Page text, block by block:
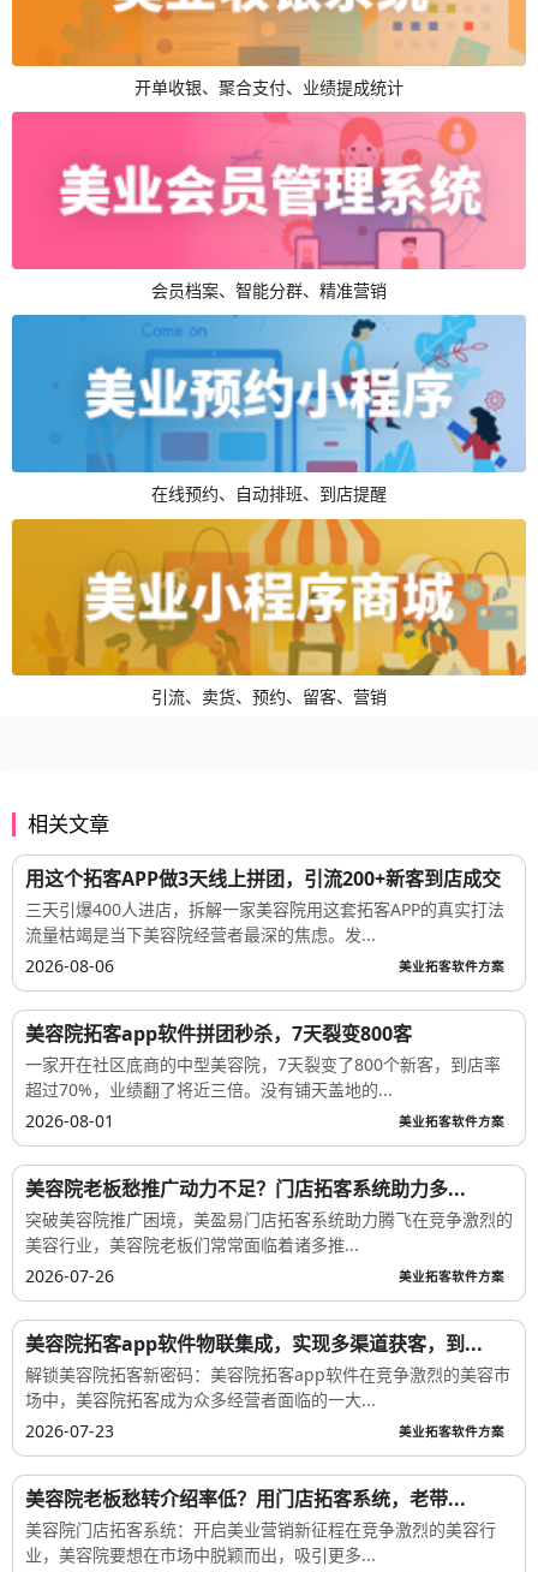
开单收银、聚合支付、业绩提成统计
会员档案、智能分群、精准营销
在线预约、自动排班、到店提醒
引流、卖货、预约、留客、营销
相关文章
用这个拓客APP做3天线上拼团，引流200+新客到店成交
三天引爆400人进店，拆解一家美容院用这套拓客APP的真实打法
流量枯竭是当下美容院经营者最深的焦虑。发...
2026-08-06
美业拓客软件方案
美容院拓客app软件拼团秒杀，7天裂变800客
一家开在社区底商的中型美容院，7天裂变了800个新客，到店率
超过70%，业绩翻了将近三倍。没有铺天盖地的...
2026-08-01
美业拓客软件方案
美容院老板愁推广动力不足？门店拓客系统助力多...
突破美容院推广困境，美盈易门店拓客系统助力腾飞在竞争激烈的
美容行业，美容院老板们常常面临着诸多推...
2026-07-26
美业拓客软件方案
美容院拓客app软件物联集成，实现多渠道获客，到...
解锁美容院拓客新密码：美容院拓客app软件在竞争激烈的美容市
场中，美容院拓客成为众多经营者面临的一大...
2026-07-23
美业拓客软件方案
美容院老板愁转介绍率低？用门店拓客系统，老带...
美容院门店拓客系统：开启美业营销新征程在竞争激烈的美容行
业，美容院要想在市场中脱颖而出，吸引更多...